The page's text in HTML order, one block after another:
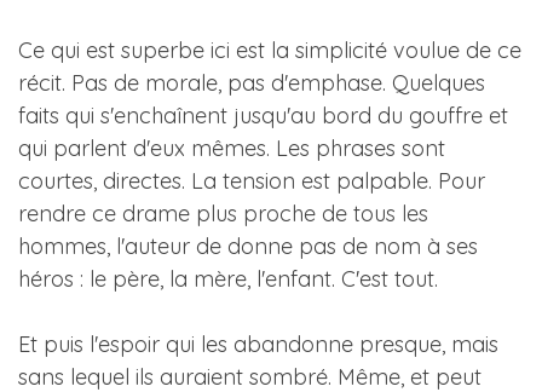
Ce qui est superbe ici est la simplicité voulue de ce
récit. Pas de morale, pas d'emphase. Quelques
faits qui s'enchaînent jusqu'au bord du gouffre et
qui parlent d'eux mêmes. Les phrases sont
courtes, directes. La tension est palpable. Pour
rendre ce drame plus proche de tous les
hommes, l'auteur de donne pas de nom à ses
héros : le père, la mère, l'enfant. C'est tout.
Et puis l'espoir qui les abandonne presque, mais
sans lequel ils auraient sombré. Même, et peut